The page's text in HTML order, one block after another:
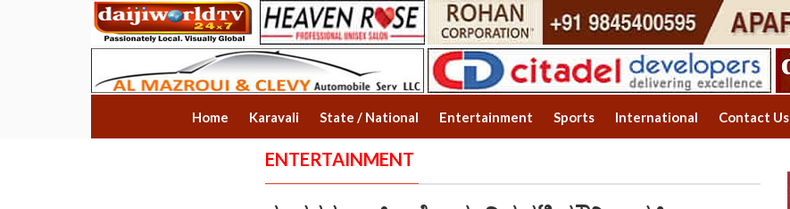
Home Karavali State / National Entertainment Sports International Contact Us
ENTERTAINMENT